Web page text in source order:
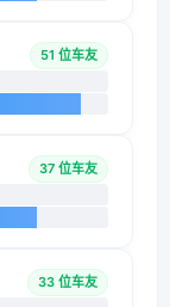
51 位车友
37 位车友
33 位车友